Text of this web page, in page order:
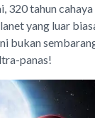
320 tahun
yang luar
bukan
panas!